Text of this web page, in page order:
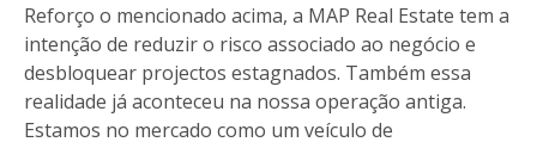
Reforço o mencionado acima, a MAP Real Estate tem a
intenção de reduzir o risco associado ao negócio e
desbloquear projectos estagnados. Também essa
realidade já aconteceu na nossa operação antiga.
Estamos no mercado como um veículo de